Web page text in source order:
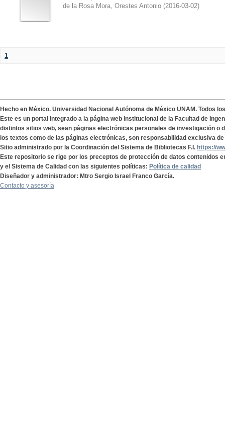
de la Rosa Mora, Orestes Antonio (2016-03-02)
1
Hecho en México. Universidad Nacional Autónoma de México UNAM. Todos
Este es un portal integrado a la página web institucional de la Facultad de
distintos sitios web, sean páginas electrónicas personales de investigación o
los textos como de las páginas electrónicas, son responsabilidad exclusiva
Sitio administrado por la Coordinación del Sistema de Bibliotecas F.I. https://
Este repositorio se rige por los preceptos de protección de datos contenidos
y el Sistema de Calidad con las siguientes políticas: Política de calidad
Diseñador y administrador: Mtro Sergio Israel Franco García.
Contacto y asesoría